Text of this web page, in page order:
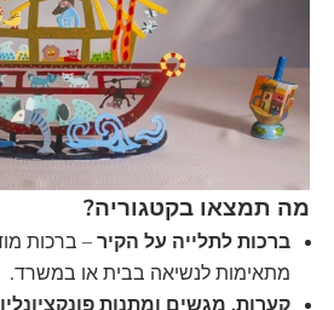
מה תמצאו בקטגוריה?
ברכות לתלייה על הקיר– ברכות
מתאימות לנשיאה בבית או במשרד.